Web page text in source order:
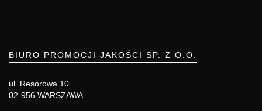
BIURO PROMOCJI JAKOŚCI SP. Z O.O.
ul. Resorowa 10
02-956 WARSZAWA